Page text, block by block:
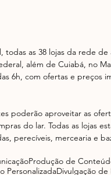
as 38 lojas da rede
além de Cuiabá, no
6h, com ofertas e preços
poderão aproveitar as
do lar. Todas as lojas
perecíveis, mercearia e
Produção de
PersonalizadaDivulgação de